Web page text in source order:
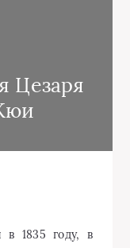
Цезаря
в 1835 году, в